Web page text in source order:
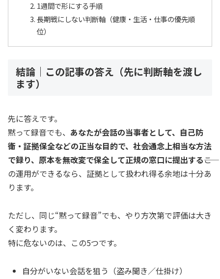
1週間で形にする手順
長期戦にしない判断軸（健康・生活・仕事の優先順
位）
結論｜この記事の答え（先に判断軸を渡し
ます）
先に答えです。
黙って録音でも、 あなたが会話の当事者として、自己防
衛・証拠保全などの正当な目的で、社会通念上相当な方法
で録り、原本を無改変で保全して正規の窓口に提出する――こ
の運用ができるなら、証拠として扱われ得る余地は十分あ
ります。
ただし、同じ“黙って録音”でも、やり方次第で評価は大き
く変わります。
特に危ないのは、この5つです。
自分がいない会話を狙う（盗み聞き／仕掛け）